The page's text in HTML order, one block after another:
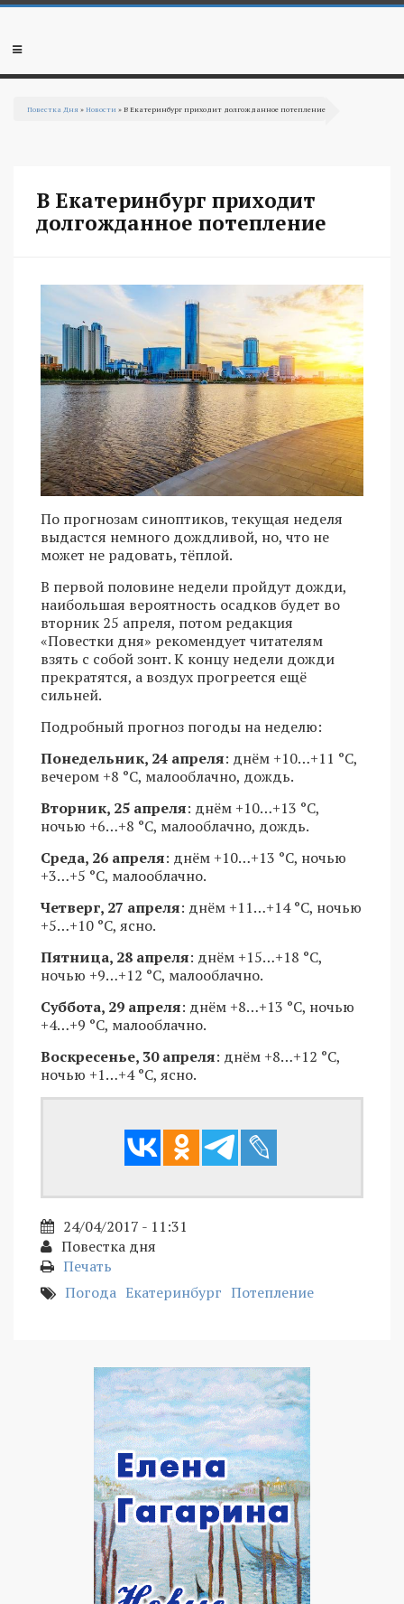
Перейти к основному содержанию
Мобильное
Повестка Дня »Новости » В Екатеринбург приходит долгожданное потепление
В Екатеринбург приходит
долгожданное потепление
По прогнозам синоптиков, текущая неделя
выдастся немного дождливой, но, что не
может не радовать, тёплой.
В первой половине недели пройдут дожди,
наибольшая вероятность осадков будет во
вторник 25 апреля, потом редакция
«Повестки дня» рекомендует читателям
взять с собой зонт. К концу недели дожди
прекратятся, а воздух прогреется ещё
сильней.
Подробный прогноз погоды на неделю:
Понедельник, 24 апреля: днём +10…+11 °С,
вечером +8 °С, малооблачно, дождь.
Вторник, 25 апреля: днём +10…+13 °С,
ночью +6…+8 °С, малооблачно, дождь.
Среда, 26 апреля: днём +10…+13 °С, ночью
+3…+5 °С, малооблачно.
Четверг, 27 апреля: днём +11…+14 °С, ночью
+5…+10 °С, ясно.
Пятница, 28 апреля: днём +15…+18 °С,
ночью +9…+12 °С, малооблачно.
Суббота, 29 апреля: днём +8…+13 °С, ночью
+4…+9 °С, малооблачно.
Воскресенье, 30 апреля: днём +8…+12 °С,
ночью +1…+4 °С, ясно.
24/04/2017 - 11:31
Повестка дня
Печать
Погода Екатеринбург Потепление